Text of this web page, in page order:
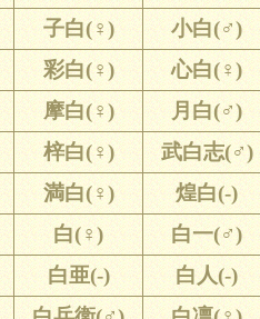
子白(♀)
小白(♂)
彩白(♀)
心白(♀)
摩白(♀)
月白(♂)
梓白(♀)
武白志(♂)
満白(♀)
煌白(-)
白(♀)
白一(♂)
白亜(-)
白人(-)